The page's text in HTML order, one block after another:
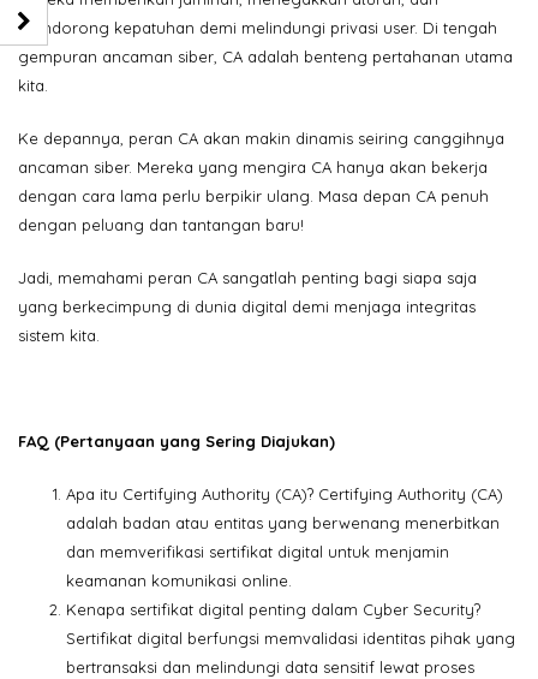
mendorong kepatuhan demi melindungi privasi user. Di tengah
gempuran ancaman siber, CA adalah benteng pertahanan utama
kita.
Ke depannya, peran CA akan makin dinamis seiring canggihnya
ancaman siber. Mereka yang mengira CA hanya akan bekerja
dengan cara lama perlu berpikir ulang. Masa depan CA penuh
dengan peluang dan tantangan baru!
Jadi, memahami peran CA sangatlah penting bagi siapa saja
yang berkecimpung di dunia digital demi menjaga integritas
sistem kita.
FAQ (Pertanyaan yang Sering Diajukan)
Apa itu Certifying Authority (CA)? Certifying Authority (CA)
adalah badan atau entitas yang berwenang menerbitkan
dan memverifikasi sertifikat digital untuk menjamin
keamanan komunikasi online.
Kenapa sertifikat digital penting dalam Cyber Security?
Sertifikat digital berfungsi memvalidasi identitas pihak yang
bertransaksi dan melindungi data sensitif lewat proses